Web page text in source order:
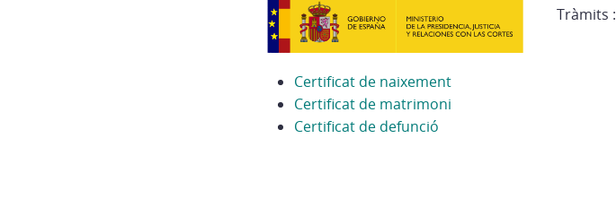
Tràmits :
Certificat de naixement
Certificat de matrimoni
Certificat de defunció